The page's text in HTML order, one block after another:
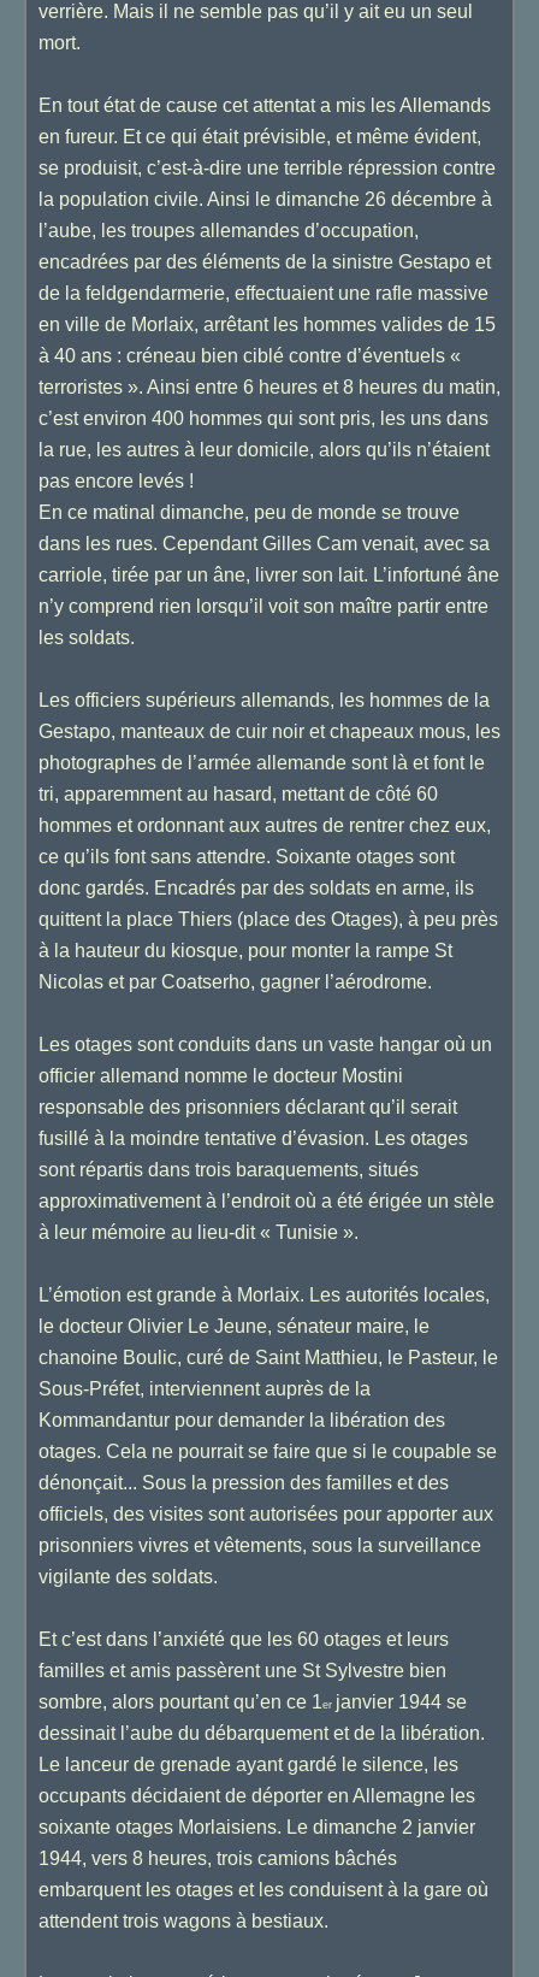
verrière. Mais il ne semble pas qu’il y ait eu un seul
mort.
En tout état de cause cet attentat a mis les Allemands
en fureur. Et ce qui était prévisible, et même évident,
se produisit, c’est-à-dire une terrible répression contre
la population civile. Ainsi le dimanche 26 décembre à
l’aube, les troupes allemandes d’occupation,
encadrées par des éléments de la sinistre Gestapo et
de la feldgendarmerie, effectuaient une rafle massive
en ville de Morlaix, arrêtant les hommes valides de 15
à 40 ans : créneau bien ciblé contre d’éventuels «
terroristes ». Ainsi entre 6 heures et 8 heures du matin,
c’est environ 400 hommes qui sont pris, les uns dans
la rue, les autres à leur domicile, alors qu’ils n’étaient
pas encore levés !
En ce matinal dimanche, peu de monde se trouve
dans les rues. Cependant Gilles Cam venait, avec sa
carriole, tirée par un âne, livrer son lait. L’infortuné âne
n’y comprend rien lorsqu’il voit son maître partir entre
les soldats.
Les officiers supérieurs allemands, les hommes de la
Gestapo, manteaux de cuir noir et chapeaux mous, les
photographes de l’armée allemande sont là et font le
tri, apparemment au hasard, mettant de côté 60
hommes et ordonnant aux autres de rentrer chez eux,
ce qu’ils font sans attendre. Soixante otages sont
donc gardés. Encadrés par des soldats en arme, ils
quittent la place Thiers (place des Otages), à peu près
à la hauteur du kiosque, pour monter la rampe St
Nicolas et par Coatserho, gagner l’aérodrome.
Les otages sont conduits dans un vaste hangar où un
officier allemand nomme le docteur Mostini
responsable des prisonniers déclarant qu’il serait
fusillé à la moindre tentative d’évasion. Les otages
sont répartis dans trois baraquements, situés
approximativement à l’endroit où a été érigée un stèle
à leur mémoire au lieu-dit « Tunisie ».
L’émotion est grande à Morlaix. Les autorités locales,
le docteur Olivier Le Jeune, sénateur maire, le
chanoine Boulic, curé de Saint Matthieu, le Pasteur, le
Sous-Préfet, interviennent auprès de la
Kommandantur pour demander la libération des
otages. Cela ne pourrait se faire que si le coupable se
dénonçait... Sous la pression des familles et des
officiels, des visites sont autorisées pour apporter aux
prisonniers vivres et vêtements, sous la surveillance
vigilante des soldats.
Et c’est dans l’anxiété que les 60 otages et leurs
familles et amis passèrent une St Sylvestre bien
sombre, alors pourtant qu’en ce 1er janvier 1944 se
dessinait l’aube du débarquement et de la libération.
Le lanceur de grenade ayant gardé le silence, les
occupants décidaient de déporter en Allemagne les
soixante otages Morlaisiens. Le dimanche 2 janvier
1944, vers 8 heures, trois camions bâchés
embarquent les otages et les conduisent à la gare où
attendent trois wagons à bestiaux.